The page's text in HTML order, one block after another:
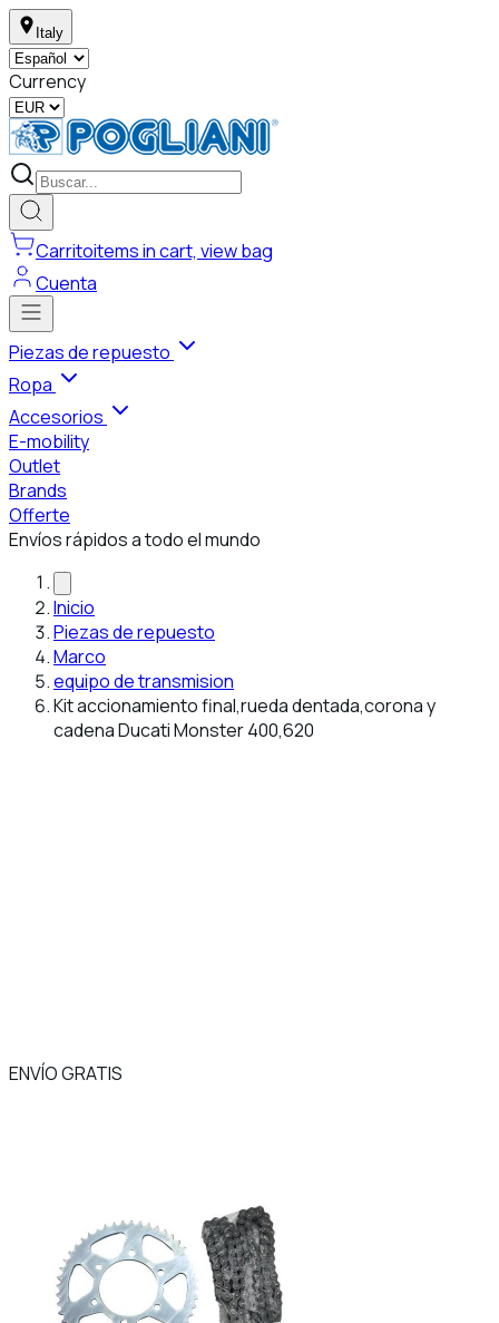
Italy
Currency
Carritoitems in cart, view bag
Cuenta
Piezas de repuesto
Ropa
Accesorios
E-mobility
Outlet
Brands
Offerte
Envíos rápidos a todo el mundo
Inicio
Piezas de repuesto
Marco
equipo de transmision
Kit accionamiento final,rueda dentada,corona y
cadena Ducati Monster 400,620
ENVÍO GRATIS